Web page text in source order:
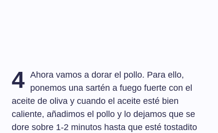
4 Ahora vamos a dorar el pollo. Para ello,
ponemos una sartén a fuego fuerte con el
aceite de oliva y cuando el aceite esté bien
caliente, añadimos el pollo y lo dejamos que se
dore sobre 1-2 minutos hasta que esté tostadito